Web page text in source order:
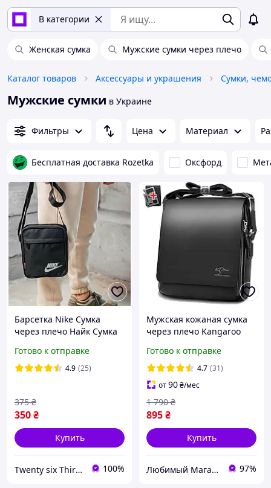
В категории
Женская сумка Мужские сумки через плечо
Каталог товаров Аксессуары и украшения Сумки,
Мужские сумки в Украине
Фильтры Цена Материал
Бесплатная доставка Rozetka Оксфорд
Барсетка Nike Сумка
через плечо Найк Сумка
Готово к отправке
4.9 (25)
350₴
375 ₴
Купить
Twenty six Thirty eight 100%
Мужская кожаная сумка
через плечо Kangaroo
планшет Барсетка.
Оригинал
Готово к отправке
4.7 (31)
от90₴/мес
895₴
1 790 ₴
Купить
Любимый Магазин 97%